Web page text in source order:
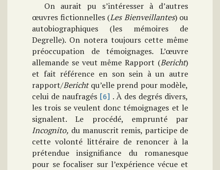
On aurait pu s’intéresser à d’autres
œuvres fictionnelles (Les Bienveillantes) ou
autobiographiques (les mémoires de
Degrelle). On notera toujours cette même
préoccupation de témoignages. L’œuvre
allemande se veut même Rapport (Bericht)
et fait référence en son sein à un autre
rapport/Berichtqu’elle prend pour modèle,
celui de naufragés [6] . À des degrés divers,
les trois se veulent donc témoignages et le
signalent. Le procédé, emprunté par
Incognito, du manuscrit remis, participe de
cette volonté littéraire de renoncer à la
prétendue insignifiance du romanesque
pour se focaliser sur l’expérience vécue et